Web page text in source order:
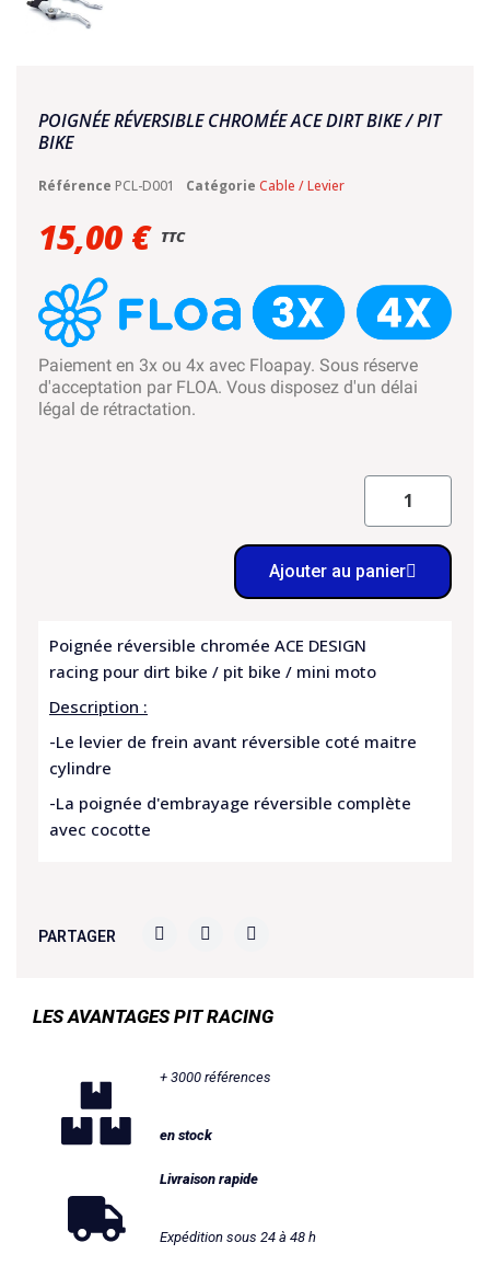
POIGNÉE RÉVERSIBLE CHROMÉE ACE DIRT BIKE / PIT
BIKE
Référence PCL-D001 Catégorie Cable / Levier
15,00 € TTC
Paiement en 3x ou 4x avec Floapay. Sous réserve
d'acceptation par FLOA. Vous disposez d'un délai
légal de rétractation.
Ajouter au panier
Poignée réversible chromée ACE DESIGN
racing pour dirt bike / pit bike / mini moto
Description :
-Le levier de frein avant réversible coté maitre
cylindre
-La poignée d'embrayage réversible complète
avec cocotte
PARTAGER
LES AVANTAGES PIT RACING
+ 3000 références
en stock
Livraison rapide
Expédition sous 24 à 48 h